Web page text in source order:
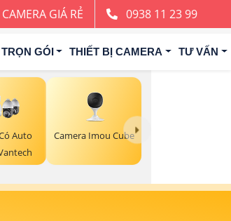
GIÁ RẺ 0938 11 23 99
GÓI THIẾT BỊ CAMERA TƯ VẤN
Auto
Camera Imou Cube